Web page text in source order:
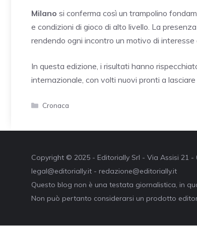
Milano si conferma così un trampolino
e condizioni di gioco di alto livello. La
rendendo ogni incontro un motivo di interesse
In questa edizione, i risultati hanno
internazionale, con volti nuovi pronti a
Categorie
Cronaca
Copyright © 2025 - Editorially Srl - Via Assisi 21 -
legal@editorially.it - redazione@editorially.it
Questo blog non è una testata giornalistica, in
Non può pertanto considerarsi un prodotto